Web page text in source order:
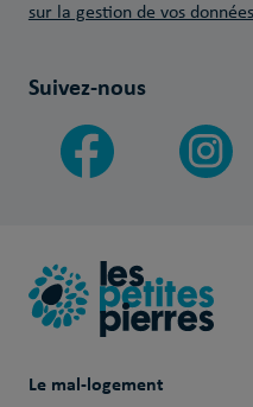
sur la gestion de vos
Suivez-nous
Le mal-logement